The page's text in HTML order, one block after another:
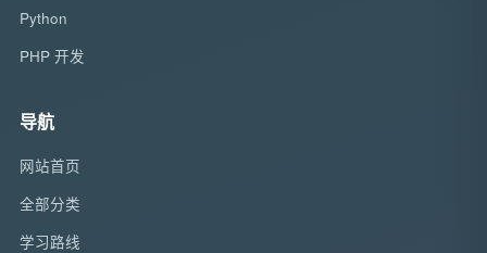
Python
PHP 开发
导航
网站首页
全部分类
学习路线